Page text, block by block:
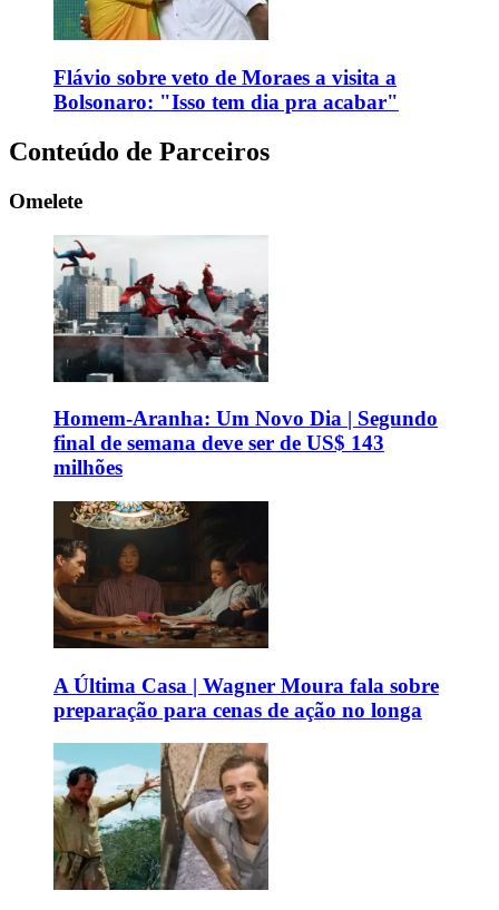
Flávio sobre veto de Moraes a visita a
Bolsonaro: "Isso tem dia pra acabar"
Conteúdo de Parceiros
Omelete
Homem-Aranha: Um Novo Dia | Segundo
final de semana deve ser de US$ 143
milhões
A Última Casa | Wagner Moura fala sobre
preparação para cenas de ação no longa